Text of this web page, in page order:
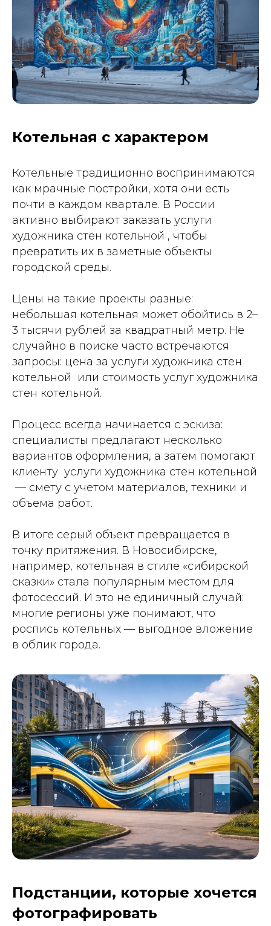
Котельная с характером
Котельные традиционно воспринимаются
как мрачные постройки, хотя они есть
почти в каждом квартале. В России
активно выбирают заказать услуги
художника стен котельной , чтобы
превратить их в заметные объекты
городской среды.
Цены на такие проекты разные:
небольшая котельная может обойтись в 2–
3 тысячи рублей за квадратный метр. Не
случайно в поиске часто встречаются
запросы: цена за услуги художника стен
котельной или стоимость услуг художника
стен котельной.
Процесс всегда начинается с эскиза:
специалисты предлагают несколько
вариантов оформления, а затем помогают
клиенту услуги художника стен котельной
— смету с учетом материалов, техники и
объема работ.
В итоге серый объект превращается в
точку притяжения. В Новосибирске,
например, котельная в стиле «сибирской
сказки» стала популярным местом для
фотосессий. И это не единичный случай:
многие регионы уже понимают, что
роспись котельных — выгодное вложение
в облик города.
Подстанции, которые хочется
фотографировать